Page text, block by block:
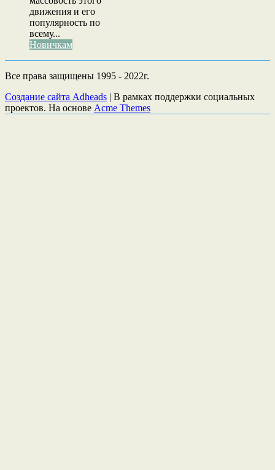
движения и его
популярность по
всему...
Новичкам
Все права защищены 1995 - 2022г.
Создание сайта Adheads | В рамках поддержки социальных
проектов. На основе Acme Themes